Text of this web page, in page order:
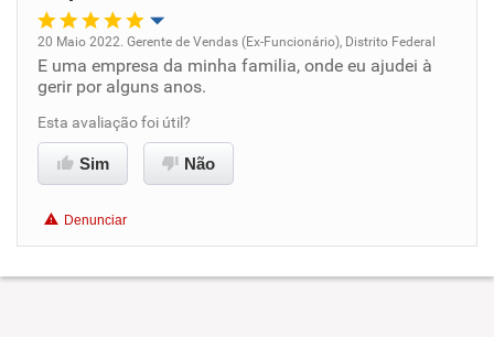
Oportunidade de promoção
Ambiente de trabalho
Conciliação com a vida familiar
20 Maio 2022. Gerente de Vendas (Ex-Funcionário), Distrito Federal
E uma empresa da minha familia, onde eu ajudei à
gerir por alguns anos.
Esta avaliação foi útil?
Sim Não
Denunciar